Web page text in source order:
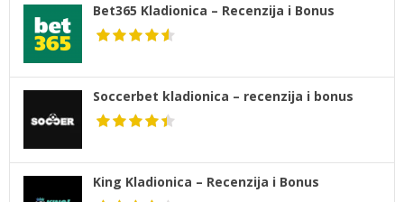
Bet365 Kladionica – Recenzija i Bonus
Soccerbet kladionica – recenzija i bonus
King Kladionica – Recenzija i Bonus